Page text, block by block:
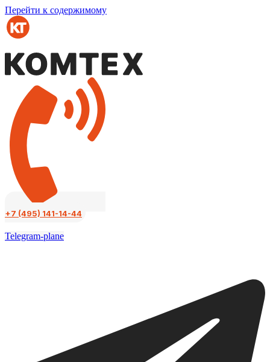
Перейти к содержимому
+7 (495) 141-14-44
Telegram-plane